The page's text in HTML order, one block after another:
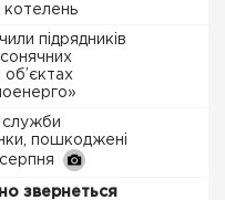
котелень
підрядників
служби
пошкоджені
серпня
звернеться